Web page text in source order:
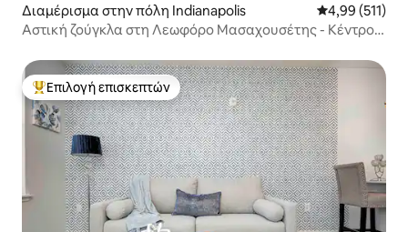
Διαμέρισμα στην πόλη Indianapolis Μέση
4,99 (511)
Αστική ζούγκλα στη Λεωφόρο Μασαχουσέτης - Κέντρο
Κορυφαία επιλογή επισκεπτών
Επιλογή επισκεπτών